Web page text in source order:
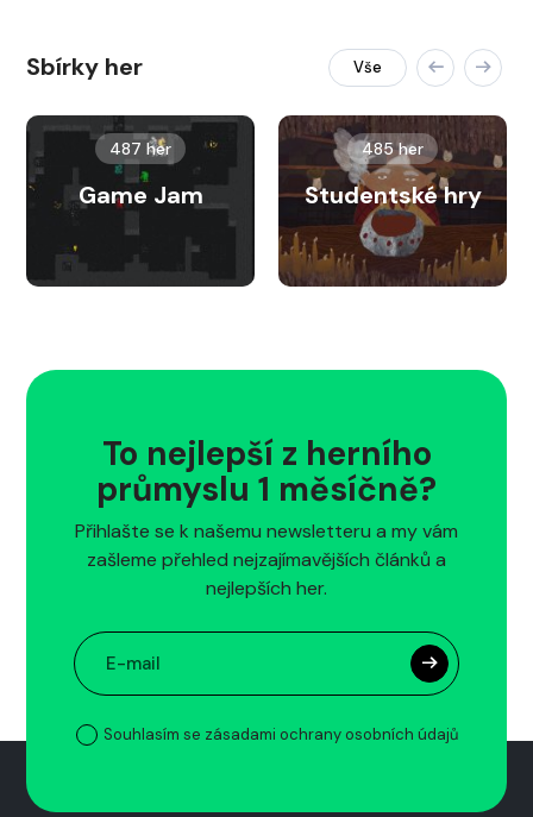
Sbírky her Vše
487 her
Game Jam
485 her
Studentské hry
To nejlepší z herního
průmyslu 1 měsíčně?
Přihlašte se k našemu newsletteru a my vám
zašleme přehled nejzajímavějších článků a
nejlepších her.
Souhlasím se zásadami ochrany osobních údajů